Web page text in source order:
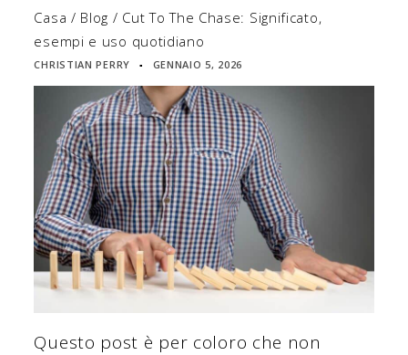
Casa / Blog / Cut To The Chase: Significato,
esempi e uso quotidiano
CHRISTIAN PERRY ▪ GENNAIO 5, 2026
Questo post è per coloro che non